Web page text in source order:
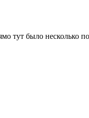
тут было